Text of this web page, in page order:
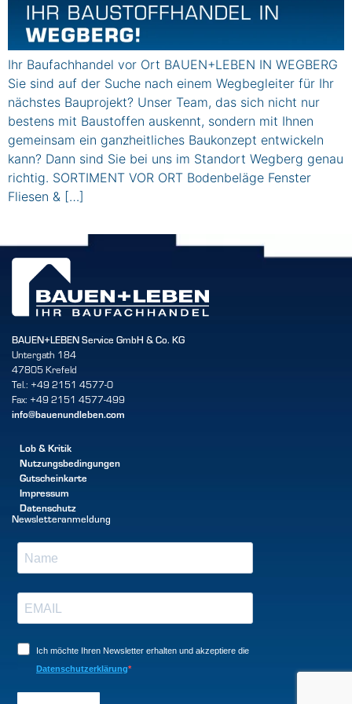
Ihr Baufachhandel vor Ort BAUEN+LEBEN IN WEGBERG
Sie sind auf der Suche nach einem Wegbegleiter für Ihr
nächstes Bauprojekt? Unser Team, das sich nicht nur
bestens mit Baustoffen auskennt, sondern mit Ihnen
gemeinsam ein ganzheitliches Baukonzept entwickeln
kann? Dann sind Sie bei uns im Standort Wegberg genau
richtig. SORTIMENT VOR ORT Bodenbeläge Fenster
Fliesen & […]
BAUEN+LEBEN Service GmbH & Co. KG
Untergath 184
47805 Krefeld
Tel.: +49 2151 4577-0
Fax: +49 2151 4577-499
info@bauenundleben.com
Lob & Kritik
Nutzungsbedingungen
Gutscheinkarte
Impressum
Datenschutz
Newsletteranmeldung
Ich möchte Ihren Newsletter erhalten und akzeptiere die
Datenschutzerklärung